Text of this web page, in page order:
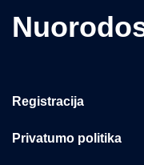
Registracija
Privatumo politika